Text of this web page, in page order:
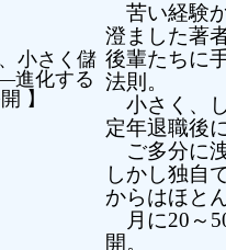
苦い経験
澄ました著
後輩たちに
法則。
小さく、
定年退職後
ご多分に
しかし独自
からはほと
月に20～
開。